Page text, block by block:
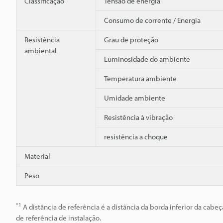
Consumo de corrente / Energia
Resistência
ambiental
Grau de proteção
Luminosidade do ambiente
Temperatura ambiente
Umidade ambiente
Resistência à vibração
resistência a choque
Material
Peso
*1 A distância de referência é a distância da borda inferior da
de referência de instalação.